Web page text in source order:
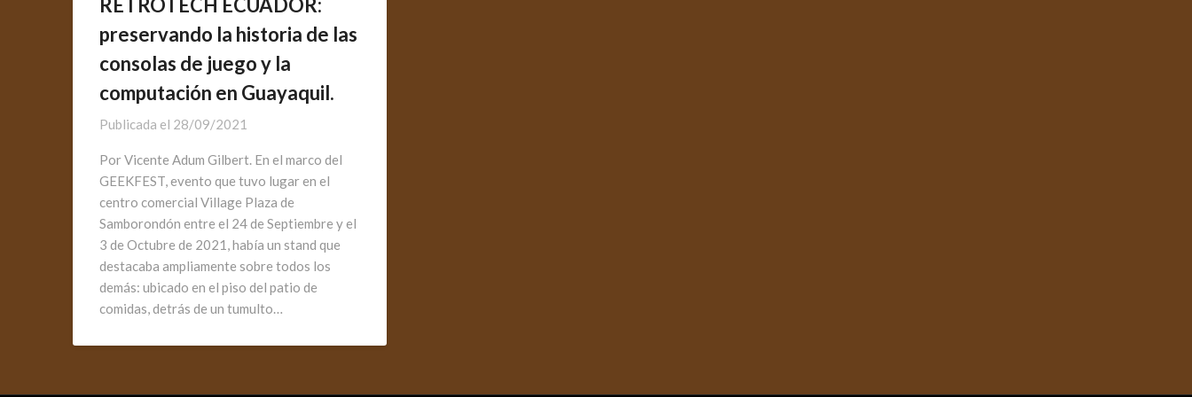
RETROTECH ECUADOR:
preservando la historia de las
consolas de juego y la
computación en Guayaquil.
Publicada el 28/09/2021
Por Vicente Adum Gilbert. En el marco del
GEEKFEST, evento que tuvo lugar en el
centro comercial Village Plaza de
Samborondón entre el 24 de Septiembre y el
3 de Octubre de 2021, había un stand que
destacaba ampliamente sobre todos los
demás: ubicado en el piso del patio de
comidas, detrás de un tumulto…